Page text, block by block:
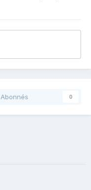
Abonnés 0